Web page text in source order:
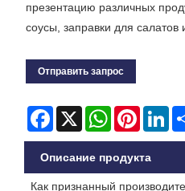
презентацию различных
соусы, заправки для салатов
Отправить запрос
Facebook
X WhatsAppPinterest
Описание продукта
Как признанный